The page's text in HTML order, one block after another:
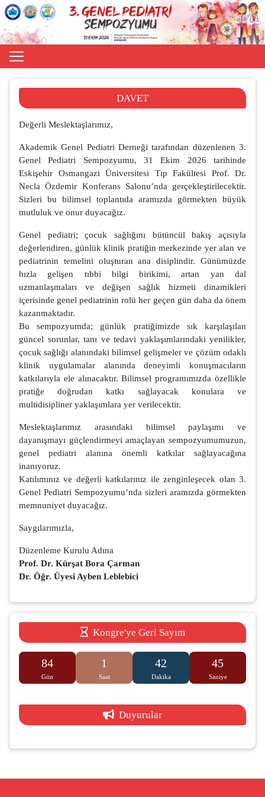
DAVET
Değerli Meslektaşlarımız,
Akademik Genel Pediatri Derneği tarafından düzenlenen 3.
Genel Pediatri Sempozyumu, 31 Ekim 2026 tarihinde
Eskişehir Osmangazi Üniversitesi Tıp Fakültesi Prof. Dr.
Necla Özdemir Konferans Salonu’nda gerçekleştirilecektir.
Sizleri bu bilimsel toplantıda aramızda görmekten büyük
mutluluk ve onur duyacağız.
Genel pediatri; çocuk sağlığını bütüncül bakış açısıyla
değerlendiren, günlük klinik pratiğin merkezinde yer alan ve
pediatrinin temelini oluşturan ana disiplindir. Günümüzde
hızla gelişen tıbbi bilgi birikimi, artan yan dal
uzmanlaşmaları ve değişen sağlık hizmeti dinamikleri
içerisinde genel pediatrinin rolü her geçen gün daha da önem
kazanmaktadır.
Bu sempozyumda; günlük pratiğimizde sık karşılaşılan
güncel sorunlar, tanı ve tedavi yaklaşımlarındaki yenilikler,
çocuk sağlığı alanındaki bilimsel gelişmeler ve çözüm odaklı
klinik uygulamalar alanında deneyimli konuşmacıların
katkılarıyla ele alınacaktır. Bilimsel programımızda özellikle
pratiğe doğrudan katkı sağlayacak konulara ve
multidisipliner yaklaşımlara yer verilecektir.
Meslektaşlarımız arasındaki bilimsel paylaşımı ve
dayanışmayı güçlendirmeyi amaçlayan sempozyumumuzun,
genel pediatri alanına önemli katkılar sağlayacağına
inanıyoruz.
Katılımınız ve değerli katkılarınız ile zenginleşecek olan 3.
Genel Pediatri Sempozyumu’nda sizleri aramızda görmekten
memnuniyet duyacağız.
Saygılarımızla,
Düzenleme Kurulu Adına
Prof. Dr. Kürşat Bora Çarman
Dr. Öğr. Üyesi Ayben Leblebici
Kongre'ye Geri Sayım
84
Gün
1
Saat
42
Dakika
45
Saniye
Duyurular